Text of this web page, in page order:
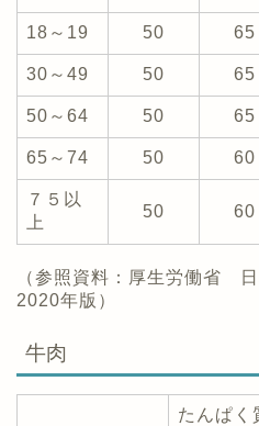
18～19 50 65
30～49 50 65
50～64 50 65
65～74 50 60
７５以
上
50 60
（参照資料：厚生労働省
2020年版）
牛肉
たんぱく